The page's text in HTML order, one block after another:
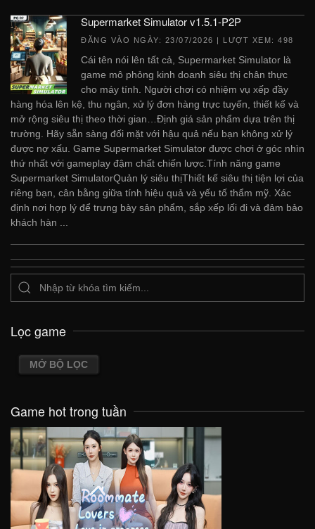
Supermarket Simulator v1.5.1-P2P
ĐĂNG VÀO NGÀY: 23/07/2026 | LƯỢT XEM: 498
Cái tên nói lên tất cả, Supermarket Simulator là
game mô phỏng kinh doanh siêu thị chân thực
cho máy tính. Người chơi có nhiệm vụ xếp đầy
hàng hóa lên kệ, thu ngân, xử lý đơn hàng trực tuyến, thiết kế và
mở rộng siêu thị theo thời gian…Định giá sản phẩm dựa trên thị
trường. Hãy sẵn sàng đối mặt với hậu quả nếu bạn không xử lý
được nợ xấu. Game Supermarket Simulator được chơi ở góc nhìn
thứ nhất với gameplay đậm chất chiến lược.Tính năng game
Supermarket SimulatorQuản lý siêu thịThiết kế siêu thị tiện lợi của
riêng bạn, cân bằng giữa tính hiệu quả và yếu tố thẩm mỹ. Xác
định nơi hợp lý để trưng bày sản phẩm, sắp xếp lối đi và đảm bảo
khách hàn ...
Lọc game
MỞ BỘ LỌC
Game hot trong tuần
VIEW